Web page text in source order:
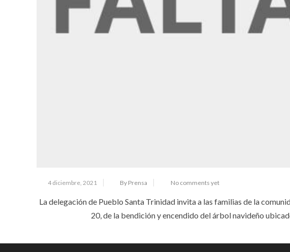
4 diciembre, 2021 By Prensa No comments yet
La delegación de Pueblo Santa Trinidad invita a las familias de la
20, de la bendición y encendido del árbol navideño